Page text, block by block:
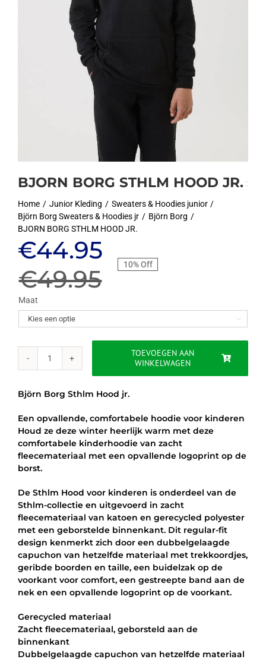
BJORN BORG STHLM HOOD JR.
Home Junior Kleding
Sweaters & Hoodies junior
Björn Borg Sweaters & Hoodies jr
Björn Borg
BJORN BORG STHLM HOOD JR.
€49.95
Oorspronkelijke
prijs
was:
€49.95.
€44.95
Huidige
prijs
is:
€44.95.
10% Off
Maat

BJORN
HOOD
JR.
aantal
TOEVOEGEN AAN
WINKELWAGEN
Björn Borg Sthlm Hood jr.
Een opvallende, comfortabele hoodie voor kinderen
Houd ze deze winter heerlijk warm met deze
comfortabele kinderhoodie van zacht
fleecemateriaal met een opvallende logoprint op de
borst.
De Sthlm Hood voor kinderen is onderdeel van de
Sthlm-collectie en uitgevoerd in zacht
fleecemateriaal van katoen en gerecycled polyester
met een geborstelde binnenkant. Dit regular-fit
design kenmerkt zich door een dubbelgelaagde
capuchon van hetzelfde materiaal met trekkoordjes,
geribde boorden en taille, een buidelzak op de
voorkant voor comfort, een gestreepte band aan de
nek en een opvallende logoprint op de voorkant.
Gerecycled materiaal
Zacht fleecemateriaal, geborsteld aan de
binnenkant
Dubbelgelaagde capuchon van hetzelfde materiaal